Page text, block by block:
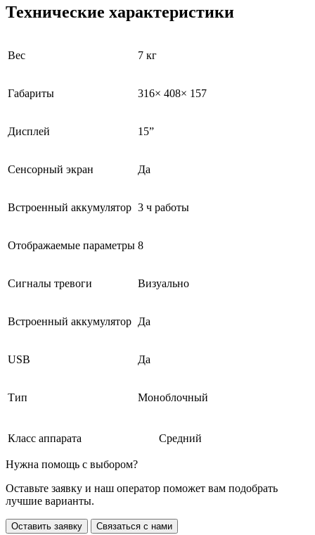
Технические характеристики
Вес 7 кг
Габариты 316× 408× 157
Дисплей 15”
Сенсорный экран Да
Встроенный аккумулятор 3 ч работы
Отображаемые параметры 8
Сигналы тревоги Визуально
Встроенный аккумулятор Да
USB Да
Тип Моноблочный
Класс аппарата Средний
Нужна помощь с выбором?
Оставьте заявку и наш оператор поможет вам подобрать
лучшие варианты.
Оставить заявку Связаться с нами